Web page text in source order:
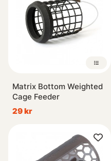
Matrix Bottom Weighted
Cage Feeder
29 kr